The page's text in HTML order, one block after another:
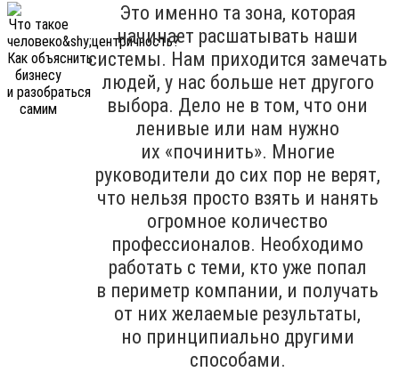
Это именно та зона, которая
начинает расшатывать наши
системы. Нам приходится замечать
людей, у нас больше нет другого
выбора. Дело не в том, что они
ленивые или нам нужно
их «починить». Многие
руководители до сих пор не верят,
что нельзя просто взять и нанять
огромное количество
профессионалов. Необходимо
работать с теми, кто уже попал
в периметр компании, и получать
от них желаемые результаты,
но принципиально другими
способами.